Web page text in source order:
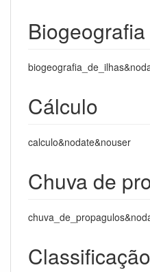
Cálculo
calculo&nodate&nouser
Chuva de
Classificação